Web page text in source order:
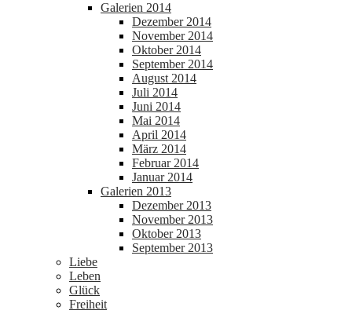
Galerien 2014
Dezember 2014
November 2014
Oktober 2014
September 2014
August 2014
Juli 2014
Juni 2014
Mai 2014
April 2014
März 2014
Februar 2014
Januar 2014
Galerien 2013
Dezember 2013
November 2013
Oktober 2013
September 2013
Liebe
Leben
Glück
Freiheit